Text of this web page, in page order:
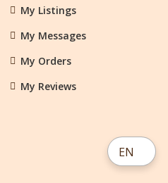
My Listings
My Messages
My Orders
My Reviews
EN